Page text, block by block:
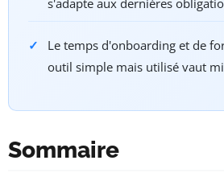
Le temps d'onboarding et de
outil simple mais utilisé vaut
Sommaire